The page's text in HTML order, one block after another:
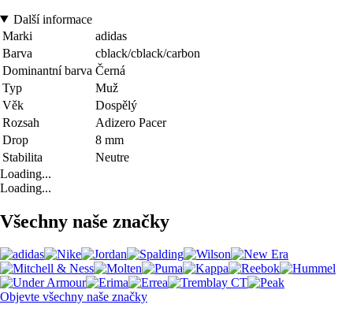
Další informace
Marki
adidas
Barva
cblack/cblack/carbon
Dominantní barva Černá
Typ
Muž
Věk
Dospělý
Rozsah
Adizero Pacer
Drop
8 mm
Stabilita
Neutre
Loading...
Loading...
Všechny naše značky
Objevte všechny naše značky